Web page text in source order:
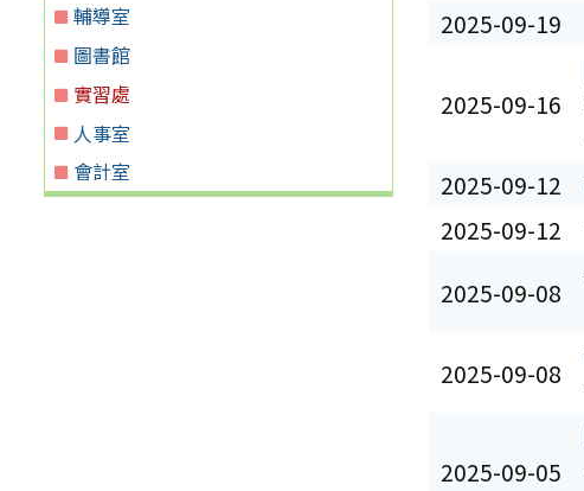
輔導室
圖書館
實習處
人事室
會計室
2025-09-19
2025-09-16
2025-09-12
2025-09-12
2025-09-08
2025-09-08
2025-09-05